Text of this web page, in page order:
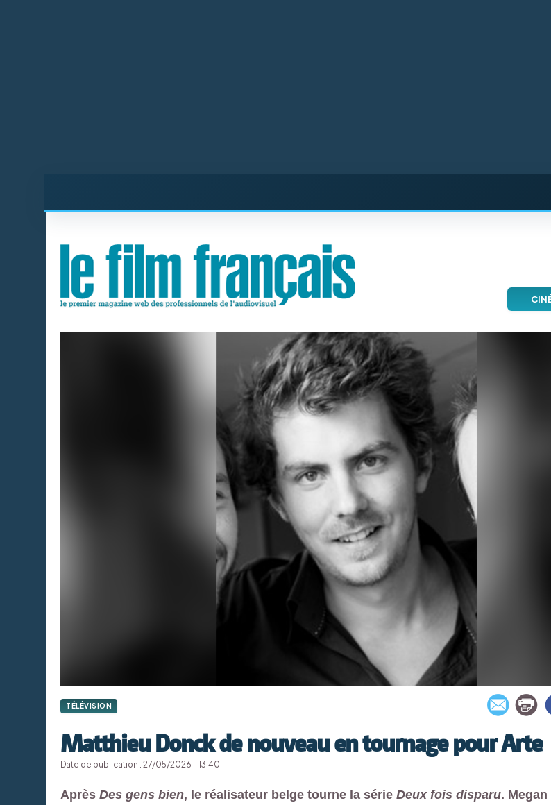
TÉLÉVISION
Matthieu Donck de nouveau en tournage pour Arte
Date de publication : 27/05/2026 - 13:40
Après Des gens bien, le réalisateur belge tourne la série Deux fois disparu.